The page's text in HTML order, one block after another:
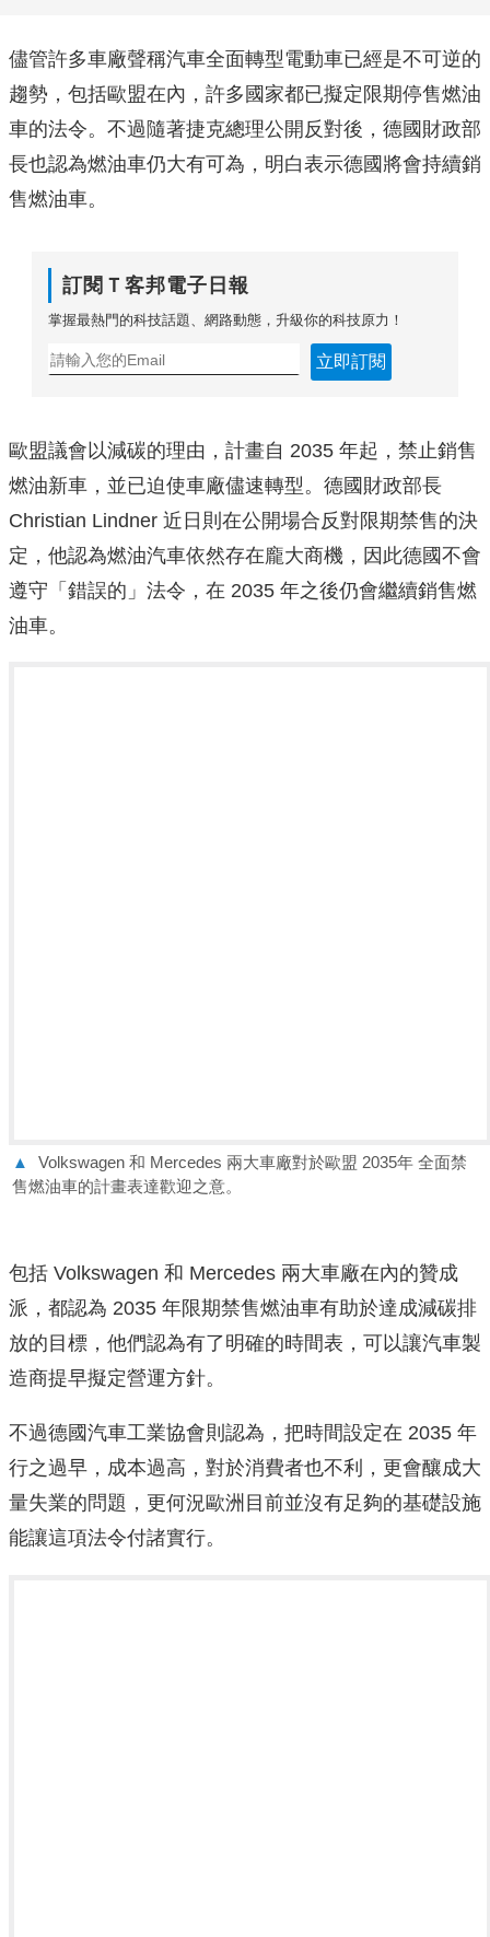
儘管許多車廠聲稱汽車全面轉型電動車已經是不可逆的
趨勢，包括歐盟在內，許多國家都已擬定限期停售燃油
車的法令。不過隨著捷克總理公開反對後，德國財政部
長也認為燃油車仍大有可為，明白表示德國將會持續銷
售燃油車。
訂閱Ｔ客邦電子日報
掌握最熱門的科技話題、網路動態，升級你的科技原力！
立即訂閱
歐盟議會以減碳的理由，計畫自 2035 年起，禁止銷售
燃油新車，並已迫使車廠儘速轉型。德國財政部長
Christian Lindner 近日則在公開場合反對限期禁售的決
定，他認為燃油汽車依然存在龐大商機，因此德國不會
遵守「錯誤的」法令，在 2035 年之後仍會繼續銷售燃
油車。
▲
Volkswagen 和 Mercedes 兩大車廠對於歐盟 2035年 全面禁
售燃油車的計畫表達歡迎之意。
包括 Volkswagen 和 Mercedes 兩大車廠在內的贊成
派，都認為 2035 年限期禁售燃油車有助於達成減碳排
放的目標，他們認為有了明確的時間表，可以讓汽車製
造商提早擬定營運方針。
不過德國汽車工業協會則認為，把時間設定在 2035 年
行之過早，成本過高，對於消費者也不利，更會釀成大
量失業的問題，更何況歐洲目前並沒有足夠的基礎設施
能讓這項法令付諸實行。